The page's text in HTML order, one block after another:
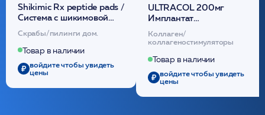
Shikimic Rx peptide pads /
Cистема с шикимовой
кислотой обновляющая
(30шт) /HP
Скрабы/пилинги дом.
Товар в наличии
войдите чтобы увидеть
цены
ULTRACOL 200мг
Имплантат
внутридермальный,
стерильный на основе
полидиоксанона
/ULTRACOL
Коллаген/
коллагеностимуляторы
Товар в наличии
войдите чтобы увидеть
цены